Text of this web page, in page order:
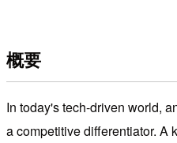
概要
In today's tech-driven world,
a competitive differentiator. A